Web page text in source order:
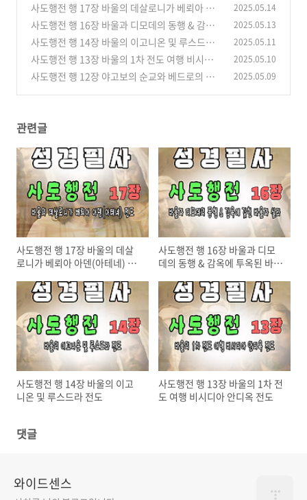
사도행전 행 17장 바울의 데살로니가 베뢰아 아
덴(아테네) 전도 (0)
2025.05.14
사도행전 행 16장 바울과 디모데의 동행 & 감옥
에 투옥된 바울과 실라 (0)
2025.05.13
사도행전 행 14장 바울의 이고니온 및 루스드라
전도
(1)
2025.05.11
사도행전 행 13장 바울의 1차 전도 여행 비시디
아 안디옥 전도 (1)
2025.05.10
사도행전 행 12장 야고보의 순교와 베드로의 투
2025.05.09
관련글
사도행전 행 17장 바울의 데살
로니가 베뢰아 아덴(아테네) 전
사도행전 행 16장 바울과 디모
데의 동행 & 감옥에 투옥된 바울
사도행전 행 14장 바울의 이고
니온 및 루스드라 전도
사도행전 행 13장 바울의 1차 전
도 여행 비시디아 안디옥 전도
댓글
와이드센스